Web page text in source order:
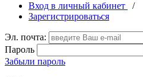
Вход в личный кабинет
/
Зарегистрироваться
Эл. почта:
Пароль
Забыли пароль